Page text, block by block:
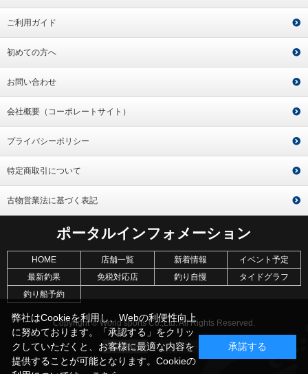
ご利用ガイド
初めての方へ
お問い合わせ
会社概要（コーポレートサイト）
プライバシーポリシー
特定商取引について
古物営業法に基づく表記
ポータルインフォメーション
HOME 店舗一覧 新着情報
イベント予定
最新釣果
免税対応店 釣り自慢
タイドグラフ
釣り船予約
Copyright © World sports Co.,Ltd. All Rights Reserved.
弊社はCookieを利用し、Webの利便性向上
に努めております。「承認する」をクリッ
クしていただくと、お客様に最適な内容を
提供することが可能となります。Cookieの
承諾する